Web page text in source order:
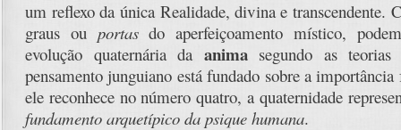
um reflexo da única Realidade, divina e transcendente.
graus ou portasdo aperfeiçoamento místico,
evolução quaternária da animasegundo as teorias
pensamento junguiano está fundado sobre a
ele reconhece no número quatro, a quaternidade
fundamento arquetípico da psique humana.